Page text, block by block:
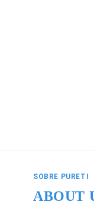
SOBRE PURETI
ABOUT